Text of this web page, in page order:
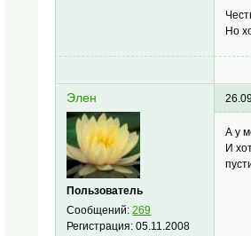
Но
Элен
Пользователь
Сообщений:269
Регистрация:05.11.2008
А у
И